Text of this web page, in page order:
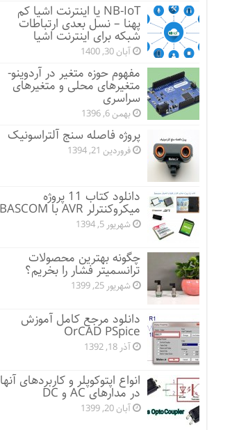
NB-IoT یا اینترنت اشیا کم
پهنا – نسل بعدی ارتباطات
شبکه برای اینترنت اشیا
آبان 30, 1400
مفهوم حوزه متغیر در آردوینو-
متغیرهای محلی و متغیرهای
سراسری
بهمن 6, 1396
پروژه فاصله سنج آلتراسونیک
فروردین 21, 1394
دانلود کتاب 11 پروژه
میکروکنترلر AVR با BASCOM
شهریور 5, 1394
چگونه بهترین محصولات
ترانسمیتر فشار را بخریم؟
شهریور 25, 1399
دانلود مرجع کامل آموزش
OrCAD PSpice
آذر 18, 1392
انواع اپتوکوپلر و کاربردهای آنها
در مدارهای AC و DC
آبان 20, 1399